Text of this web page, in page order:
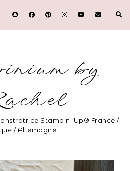
by
Stampin' Up® France /
/ Allemagne